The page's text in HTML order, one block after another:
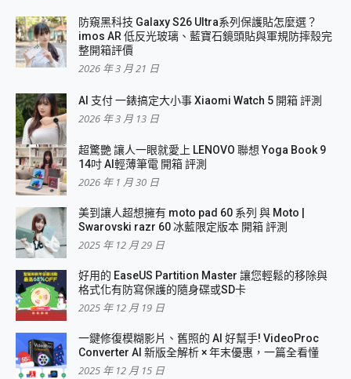
防窺黑科技 Galaxy S26 Ultra系列保護貼怎麼選？
imos AR 低反光玻璃、藍寶石鏡頭貼與軍規防摔殼完
整開箱評價
2026 年 3 月 21 日
AI 支付 一錶搞定大小事 Xiaomi Watch 5 開箱 評測
2026 年 3 月 13 日
超驚艷 讓人一眼就愛上 LENOVO 聯想 Yoga Book 9
14吋 AI輕薄筆電 開箱 評測
2026 年 1 月 30 日
美到讓人超想擁有 moto pad 60 系列 與 Moto |
Swarovski razr 60 冰藍限定版本 開箱 評測
2025 年 12 月 29 日
好用的 EaseUS Partition Master 讓您輕鬆的移除與
格式化有防寫保護的隨身碟或SD卡
2025 年 12 月 19 日
一鍵修復模糊影片、舊照的 AI 好幫手! VideoProc
Converter AI 新版全解析 × 年末優惠，一篇全看懂
2025 年 12 月 15 日